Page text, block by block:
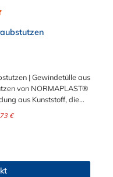
| Gewindetülle aus
von NORMAPLAST®
aus Kunststoff, die
Der gerade
Diese
Anschlussstutzen auf der
€
Preis: